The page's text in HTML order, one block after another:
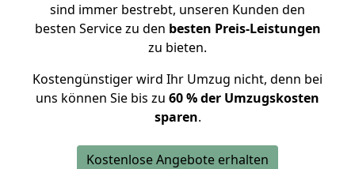
sind immer bestrebt, unseren Kunden den
besten Service zu den besten Preis-Leistungen
zu bieten.
Kostengünstiger wird Ihr Umzug nicht, denn bei
uns können Sie bis zu 60 % der Umzugskosten
sparen.
Kostenlose Angebote erhalten